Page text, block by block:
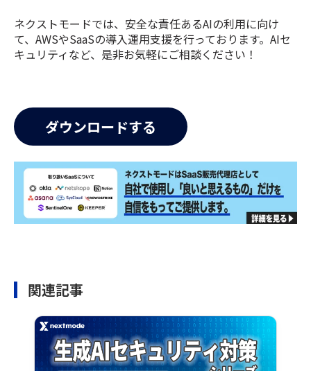
ネクストモードでは、安全な責任あるAIの利用に向け
て、AWSやSaaSの導入運用支援を行っております。AIセ
キュリティなど、是非お気軽にご相談ください！
関連記事